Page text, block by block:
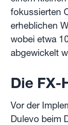
fokussierten
erheblichen
wobei etwa
abgewickelt
Die FX-
Vor der
Dulevo beim